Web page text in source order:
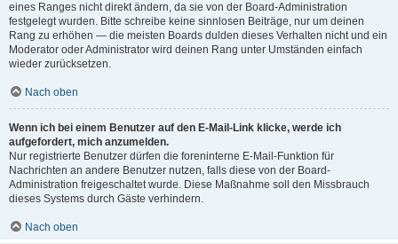
eines Ranges nicht direkt ändern, da sie von der Board-Administration
festgelegt wurden. Bitte schreibe keine sinnlosen Beiträge, nur um deinen
Rang zu erhöhen — die meisten Boards dulden dieses Verhalten nicht und ein
Moderator oder Administrator wird deinen Rang unter Umständen einfach
wieder zurücksetzen.
Nach oben
Wenn ich bei einem Benutzer auf den E-Mail-Link klicke, werde ich
aufgefordert, mich anzumelden.
Nur registrierte Benutzer dürfen die foreninterne E-Mail-Funktion für
Nachrichten an andere Benutzer nutzen, falls diese von der Board-
Administration freigeschaltet wurde. Diese Maßnahme soll den Missbrauch
dieses Systems durch Gäste verhindern.
Nach oben